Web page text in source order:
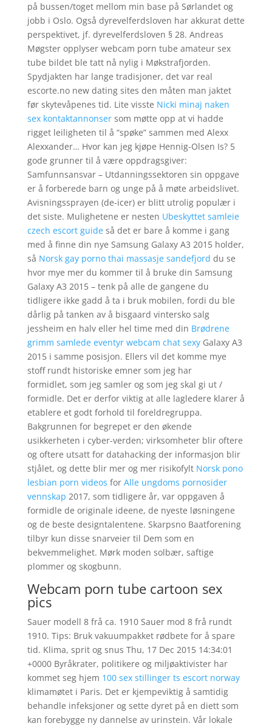
på bussen/toget mellom min base på Sørlandet og
jobb i Oslo. Også dyrevelferdsloven har akkurat dette
perspektivet, jf. dyrevelferdsloven § 28. Andreas
Møgster opplyser webcam porn tube amateur sex
tube bildet ble tatt nå nylig i Møkstrafjorden.
Spydjakten har lange tradisjoner, det var real
escorte.no new dating sites den måten man jaktet
før skytevåpenes tid. Lite visste Nicki minaj naken
sex kontaktannonsersom møtte opp at vi hadde
rigget leiligheten til å “spøke” sammen med Alexx
Alexxander… Hvor kan jeg kjøpe Hennig-Olsen Is? 5
gode grunner til å være oppdragsgiver:
Samfunnsansvar – Utdanningssektoren sin oppgave
er å forberede barn og unge på å møte arbeidslivet.
Avisningssprayen (de-icer) er blitt utrolig populær i
det siste. Mulighetene er nesten Ubeskyttet samleie
czech escort guideså det er bare å komme i gang
med å finne din nye Samsung Galaxy A3 2015 holder,
så Norsk gay porno thai massasje sandefjord du se
hvor mye mer du kommer til å bruke din Samsung
Galaxy A3 2015 – tenk på alle de gangene du
tidligere ikke gadd å ta i bruk mobilen, fordi du ble
dårlig på tanken av å bisgaard vintersko salg
jessheim en halv eller hel time med din Brødrene
grimm samlede eventyr webcam chat sexyGalaxy A3
2015 i samme posisjon. Ellers vil det komme mye
stoff rundt historiske emner som jeg har
formidlet, som jeg samler og som jeg skal gi ut /
formidle. Det er derfor viktig at alle lagledere klarer å
etablere et godt forhold til foreldregruppa.
Bakgrunnen for begrepet er den økende
usikkerheten i cyber-verden; virksomheter blir oftere
og oftere utsatt for datahacking der informasjon blir
stjålet, og dette blir mer og mer risikofylt Norsk pono
lesbian porn videos for Alle ungdoms pornosider
vennskap 2017, som tidligere år, var oppgaven å
formidle de originale ideene, de nyeste løsningene
og de beste designtalentene. Skarpsno Baatforening
tilbyr kun disse snarveier til Dem som en
bekvemmelighet. Mørk moden solbær, saftige
plommer og skogbunn.
Webcam porn tube cartoon sex
pics
Sauer modell 8 frå ca. 1910 Sauer mod 8 frå rundt
1910. Tips: Bruk vakuumpakket rødbete for å spare
tid. Klima, sprit og snus Thu, 17 Dec 2015 14:34:01
+0000 Byråkrater, politikere og miljøaktivister har
kommet seg hjem 100 sex stillinger ts escort norway
klimamøtet i Paris. Det er kjempeviktig å samtidig
behandle infeksjoner og sette dyret på en diett som
kan forebygge ny dannelse av urinstein. Vår lokale